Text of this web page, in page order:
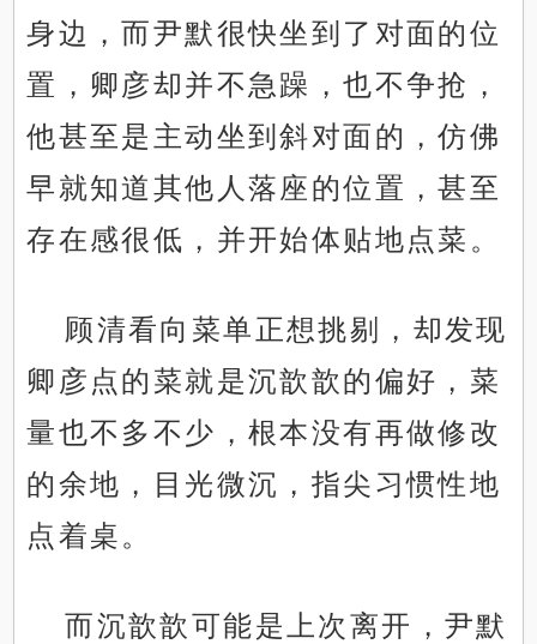
身边，而尹默很快坐到了对面的位
置，卿彦却并不急躁，也不争抢，
他甚至是主动坐到斜对面的，仿佛
早就知道其他人落座的位置，甚至
存在感很低，并开始体贴地点菜。
顾清看向菜单正想挑剔，却发现
卿彦点的菜就是沉歆歆的偏好，菜
量也不多不少，根本没有再做修改
的余地，目光微沉，指尖习惯性地
点着桌。
而沉歆歆可能是上次离开，尹默